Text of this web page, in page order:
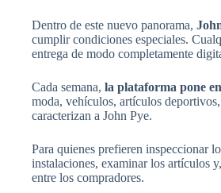
Dentro de este nuevo panorama,
cumplir condiciones especiales.
entrega de modo completamente
Cada semana, la plataforma pone
moda, vehículos, artículos
caracterizan a John Pye.
Para quienes prefieren inspeccionar
instalaciones, examinar los artículos
entre los compradores.